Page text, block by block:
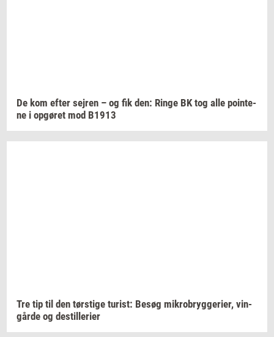
De kom efter sej­ren – og fik den: Ringe BK tog alle po­in­te­
ne i op­gø­ret mod B1913
Tre tip til den tørsti­ge turist: Besøg mi­kro­bryg­ge­ri­er, vin­
går­de og destil­le­ri­er